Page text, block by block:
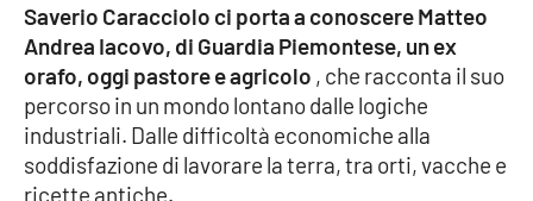
VIDEO
Ambiente
Cronaca
Saverio Caracciolo ci porta a conoscere Matteo
Andrea Iacovo, di Guardia Piemontese, un ex
orafo, oggi pastore e agricolo , che racconta il suo
percorso in un mondo lontano dalle logiche
industriali. Dalle difficoltà economiche alla
soddisfazione di lavorare la terra, tra orti, vacche e
ricette antiche.